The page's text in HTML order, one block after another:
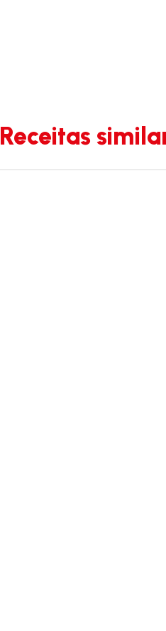
Receitas